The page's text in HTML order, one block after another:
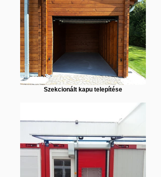
Szekcionált kapu telepítése